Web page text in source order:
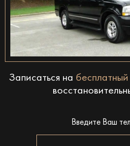
Записаться на бесплатный
Введите Ваш